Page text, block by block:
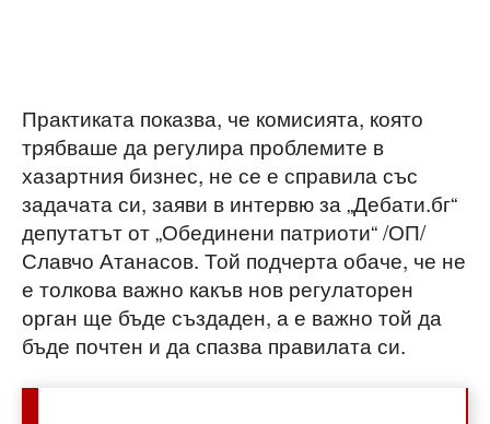
Практиката показва, че комисията, която
трябваше да регулира проблемите в
хазартния бизнес, не се е справила със
задачата си, заяви в интервю за „Дебати.бг“
депутатът от „Обединени патриоти“ /ОП/
Славчо Атанасов. Той подчерта обаче, че не
е толкова важно какъв нов регулаторен
орган ще бъде създаден, а е важно той да
бъде почтен и да спазва правилата си.